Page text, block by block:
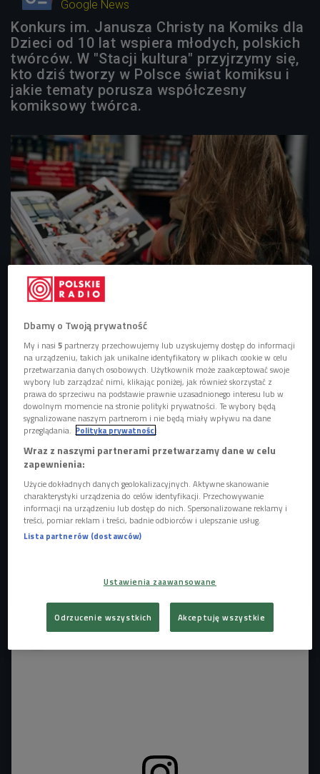
Google News
Konkurs im. Janusza Christy na Komiks dla
Dzieci od 10 lat wspiera młodych, polskich
twórców. W "Stacji kultura" przyjrzymy się,
kto dziś tworzy w Polsce świat komiksu i
jakie tematy porusza współczesny
komiksowy twórca.
marozzau/Shutterstock.com
Tuż po 19.00 spotkamy się z Tomaszem Kołodziejczakiem,
z którym porozmawiamy o stanie kultury komiksowej w
Polsce.Nie będziemy mocno zaglądać w przeszłość
sprawdzimy, jak ma się młody polski komiks - kim są jego
twórcy,jakie tematy poruszają, skąd czerpią inspiracje.
Okazji do spotkania dostarcza nam Konkurs im.
Christyna Komiks dla Dzieci, który wspiera młodych,
polskich twórców i obchodzi w tym roku jubileusz 10-lecia.
Laureaci konkursu, zarówno profesjonalni twórcy, jak i
amatorzy, wykreowali barwne postaci i niezwykłe historie,
Dbamy o Twoją prywatność
My i nasi5 partnerzy przechowujemy lub uzyskujemy dostęp do informacji
na urządzeniu, takich jak unikalne identyfikatory w plikach cookie w celu
przetwarzania danych osobowych. Użytkownik może zaakceptować swoje
wybory lub zarządzać nimi, klikając poniżej, jak również skorzystać z
prawa do sprzeciwu na podstawie prawnie uzasadnionego interesu lub w
dowolnym momencie na stronie polityki prywatności. Te wybory będą
sygnalizowane naszym partnerom i nie będą miały wpływu na dane
przeglądania. Polityka prywatności
Wraz z naszymi partnerami przetwarzamy dane w celu
zapewnienia:
Użycie dokładnych danych geolokalizacyjnych. Aktywne skanowanie
charakterystyki urządzenia do celów identyfikacji. Przechowywanie
informacji na urządzeniu lub dostęp do nich. Spersonalizowane reklamy i
treści, pomiar reklam i treści, badnie odbiorców i ulepszanie usług.
Lista partnerów (dostawców)
Ustawienia zaawansowane
Odrzucenie wszystkich Akceptuję wszystkie